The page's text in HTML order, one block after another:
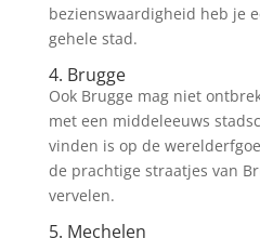
bezienswaardigheid heb je
gehele stad.
4. Brugge
Ook Brugge mag niet
met een middeleeuws
vinden is op de
de prachtige straatjes van
vervelen.
5. Mechelen